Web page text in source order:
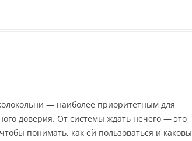
— наиболее приоритетным для
доверия. От системы ждать нечего — это
понимать, как ей пользоваться и каковы